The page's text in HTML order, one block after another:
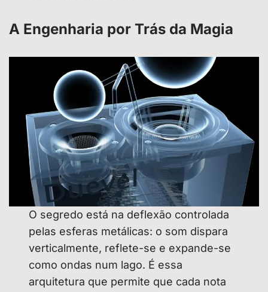
A Engenharia por Trás da Magia
O segredo está na deflexão controlada
pelas esferas metálicas: o som dispara
verticalmente, reflete-se e expande-se
como ondas num lago. É essa
arquitetura que permite que cada nota